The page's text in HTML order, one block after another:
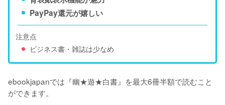
PayPay還元が嬉しい
注意点
ビジネス書・雑誌は少なめ
ebookjapanでは『幽★遊★白書』を最大6冊半額で読むこと
ができます。